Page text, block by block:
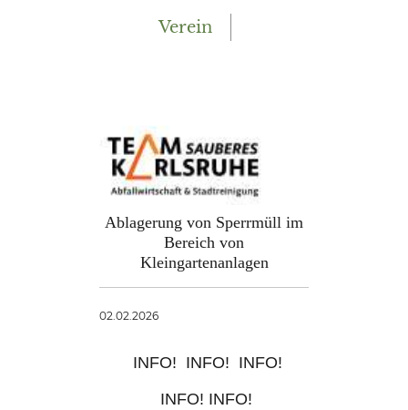
Verein
Ablagerung von Sperrmüll im
Bereich von
Kleingartenanlagen
02.02.2026
INFO! INFO! INFO!
INFO! INFO!